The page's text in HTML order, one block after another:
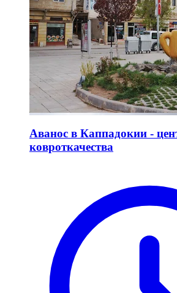
Аванос в Каппадокии -
ковроткачества